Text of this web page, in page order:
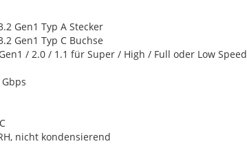
Gen1 Typ A Stecker
Gen1 Typ C Buchse
/ 2.0 / 1.1 für Super / High / Full oder Low Speed
nicht kondensierend